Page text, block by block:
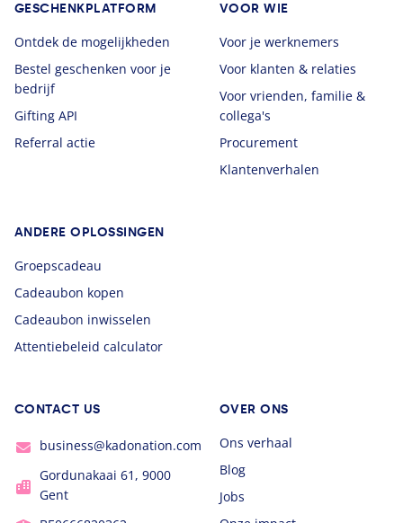
GESCHENKPLATFORM
Ontdek de mogelijkheden
Bestel geschenken voor je
bedrijf
Gifting API
Referral actie
VOOR WIE
Voor je werknemers
Voor klanten & relaties
Voor vrienden, familie &
collega's
Procurement
Klantenverhalen
ANDERE OPLOSSINGEN
Groepscadeau
Cadeaubon kopen
Cadeaubon inwisselen
Attentiebeleid calculator
CONTACT US
business@kadonation.com
Gordunakaai 61, 9000
Gent
OVER ONS
Ons verhaal
Blog
Jobs